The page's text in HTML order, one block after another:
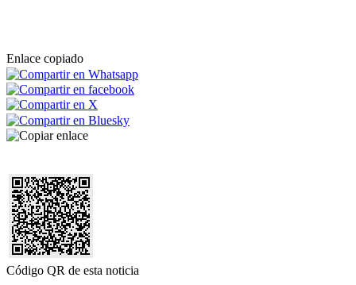
Enlace copiado
Código QR de esta noticia